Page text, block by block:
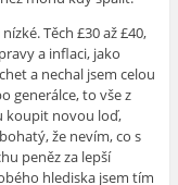
Těch £30 až £40,
a inflaci, jako
a nechal jsem celou
generálce, to vše z
koupit novou loď,
že nevím, co s
peněz za lepší
hlediska jsem tím